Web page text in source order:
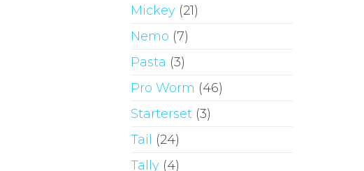
Mickey (21)
Nemo (7)
Pasta (3)
Pro Worm (46)
Starterset (3)
Tail
(24)
Tally (4)